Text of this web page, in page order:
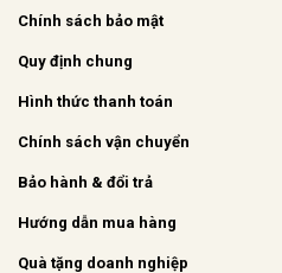
Chính sách bảo mật
Quy định chung
Hình thức thanh toán
Chính sách vận chuyển
Bảo hành & đổi trả
Hướng dẫn mua hàng
Quà tặng doanh nghiệp